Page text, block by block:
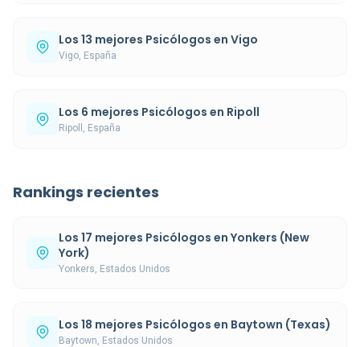
Los 13 mejores Psicólogos en Vigo
Vigo, España
Los 6 mejores Psicólogos en Ripoll
Ripoll, España
Rankings recientes
Los 17 mejores Psicólogos en Yonkers (New
York)
Yonkers, Estados Unidos
Los 18 mejores Psicólogos en Baytown (Texas)
Baytown, Estados Unidos